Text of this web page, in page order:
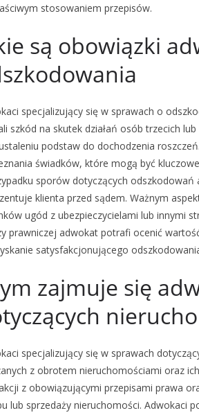
stosowaniem przepisów.
są obowiązki
specjalizujący się w sprawach o
szkód na skutek działań osób trzecich
podstaw do dochodzenia
świadków, które mogą być
sporów dotyczących
klienta przed sądem. Ważnym
ugód z ubezpieczycielami lub innymi
prawniczej adwokat potrafi ocenić
satysfakcjonującego
zajmuje się
specjalizujący się w sprawach
z obrotem nieruchomościami oraz
z obowiązującymi przepisami prawa
lub sprzedaży nieruchomości. Adwokaci